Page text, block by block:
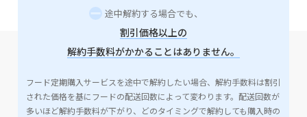
途中解約する場合でも、
割引価格以上の
解約手数料がかかることはありません。
フード定期購入サービスを途中で解約したい場合、解約手数料は割引
された価格を基にフードの配送回数によって変わります。配送回数が
多いほど解約手数料が下がり、どのタイミングで解約しても購入時の